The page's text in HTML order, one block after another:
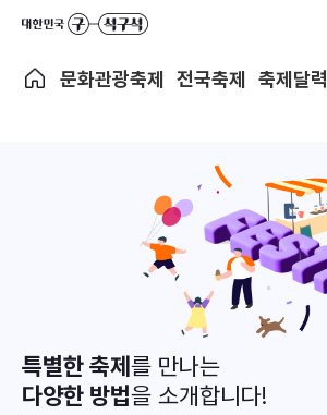
문화관광축제 전국축제 축제달력
특별한 축제를 만나는
다양한 방법을 소개합니다!